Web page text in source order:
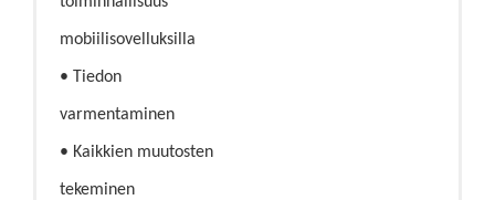
mobiilisovelluksilla
• Tiedon
varmentaminen
• Kaikkien muutosten
tekeminen